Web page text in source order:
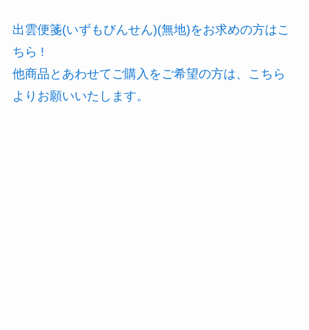
出雲便箋(いずもびんせん)(無地)をお求めの方はこ
ちら !
他商品とあわせてご購入をご希望の方は、こちら
よりお願いいたします。